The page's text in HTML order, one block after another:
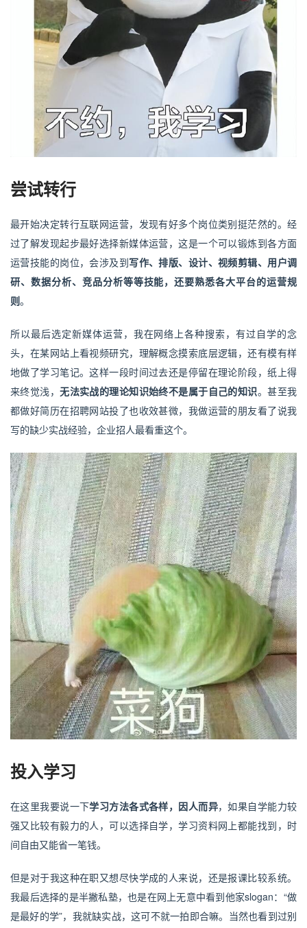
尝试转行
最开始决定转行互联网运营，发现有好多个岗位类别挺茫然的。经
过了解发现起步最好选择新媒体运营，这是一个可以锻炼到各方面
运营技能的岗位，会涉及到写作、排版、设计、视频剪辑、用户调
研、数据分析、 竞品分析等等技能，还要熟悉各大平台的运营规
则。
所以最后选定新媒体运营，我在网络上各种搜索，有过自学的念
头，在某网站上看视频研究，理解概念摸索底层逻辑，还有模有样
地做了学习笔记。这样一段时间过去还是停留在理论阶段，纸上得
来终觉浅，无法实战的理论知识始终不是属于自己的知识。甚至我
都做好简历在招聘网站投了也收效甚微，我做运营的朋友看了说我
写的缺少实战经验，企业招人最看重这个。
投入学习
在这里我要说一下学习方法各式各样，因人而异，如果自学能力较
强又比较有毅力的人，可以选择自学，学习资料网上都能找到，时
间自由又能省一笔钱。
但是对于我这种在职又想尽快学成的人来说，还是报课比较系统。
我最后选择的是半撇私塾，也是在网上无意中看到他家slogan：“做
是最好的学”，我就缺实战，这可不就一拍即合嘛。当然也看到过别